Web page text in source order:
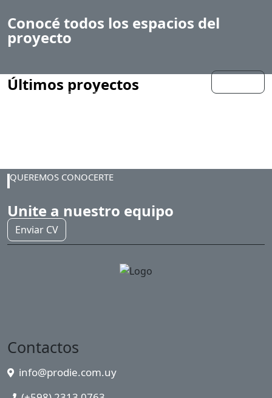
Conocé todos los espacios del
proyecto
Últimos proyectos
QUEREMOS CONOCERTE
Unite a nuestro equipo
Enviar CV
Contactos
info@prodie.com.uy